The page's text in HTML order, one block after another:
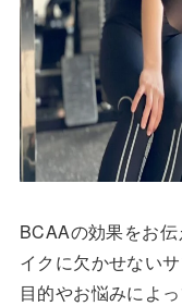
BCAAの効果をお
イクに欠かせない
目的やお悩みによ